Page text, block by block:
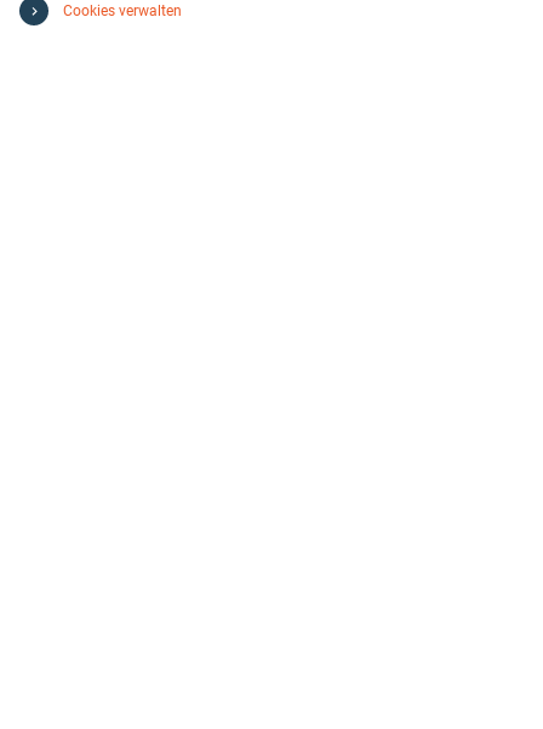
Cookies verwalten